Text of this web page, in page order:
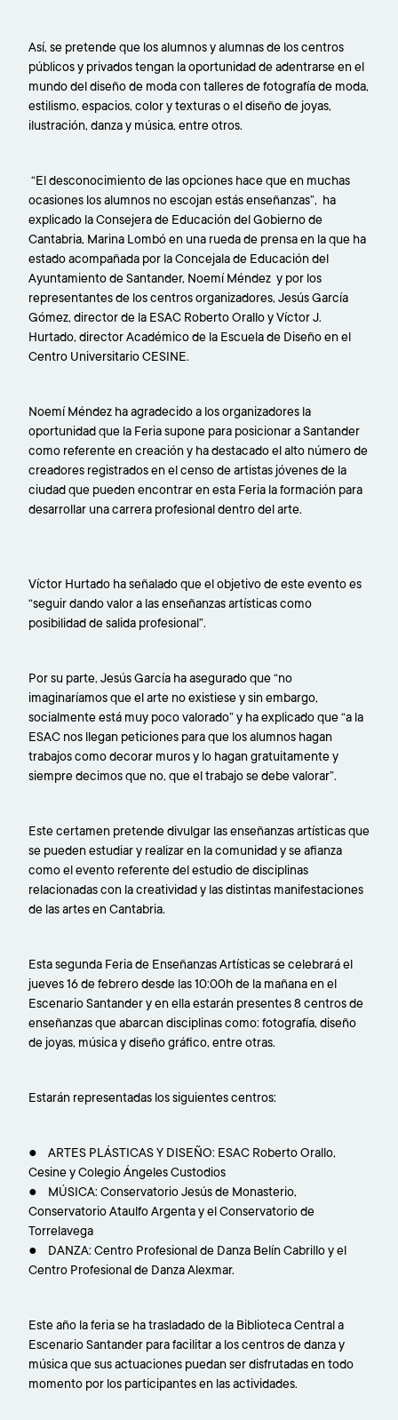
Así, se pretende que los alumnos y alumnas de los centros
públicos y privados tengan la oportunidad de adentrarse en el
mundo del diseño de moda con talleres de fotografía de moda,
estilismo, espacios, color y texturas o el diseño de joyas,
ilustración, danza y música, entre otros.
“El desconocimiento de las opciones hace que en muchas
ocasiones los alumnos no escojan estás enseñanzas”, ha
explicado la Consejera de Educación del Gobierno de
Cantabria, Marina Lombó en una rueda de prensa en la que ha
estado acompañada por la Concejala de Educación del
Ayuntamiento de Santander, Noemí Méndez y por los
representantes de los centros organizadores, Jesús García
Gómez, director de la ESAC Roberto Orallo y Víctor J.
Hurtado, director Académico de la Escuela de Diseño en el
Centro Universitario CESINE.
Noemí Méndez ha agradecido a los organizadores la
oportunidad que la Feria supone para posicionar a Santander
como referente en creación y ha destacado el alto número de
creadores registrados en el censo de artistas jóvenes de la
ciudad que pueden encontrar en esta Feria la formación para
desarrollar una carrera profesional dentro del arte.
Víctor Hurtado ha señalado que el objetivo de este evento es
“seguir dando valor a las enseñanzas artísticas como
posibilidad de salida profesional”.
Por su parte, Jesús García ha asegurado que “no
imaginaríamos que el arte no existiese y sin embargo,
socialmente está muy poco valorado” y ha explicado que “a la
ESAC nos llegan peticiones para que los alumnos hagan
trabajos como decorar muros y lo hagan gratuitamente y
siempre decimos que no, que el trabajo se debe valorar”.
Este certamen pretende divulgar las enseñanzas artísticas que
se pueden estudiar y realizar en la comunidad y se afianza
como el evento referente del estudio de disciplinas
relacionadas con la creatividad y las distintas manifestaciones
de las artes en Cantabria.
Esta segunda Feria de Enseñanzas Artísticas se celebrará el
jueves 16 de febrero desde las 10:00h de la mañana en el
Escenario Santander y en ella estarán presentes 8 centros de
enseñanzas que abarcan disciplinas como: fotografía, diseño
de joyas, música y diseño gráfico, entre otras.
Estarán representadas los siguientes centros:
● ARTES PLÁSTICAS Y DISEÑO: ESAC Roberto Orallo,
Cesine y Colegio Ángeles Custodios
● MÚSICA: Conservatorio Jesús de Monasterio,
Conservatorio Ataulfo Argenta y el Conservatorio de
Torrelavega
● DANZA: Centro Profesional de Danza Belín Cabrillo y el
Centro Profesional de Danza Alexmar.
Este año la feria se ha trasladado de la Biblioteca Central a
Escenario Santander para facilitar a los centros de danza y
música que sus actuaciones puedan ser disfrutadas en todo
momento por los participantes en las actividades.